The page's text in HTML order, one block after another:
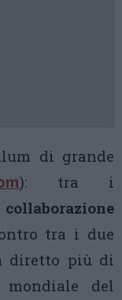
di grande
): tra i
collaborazione
tra i due
diretto più di
del